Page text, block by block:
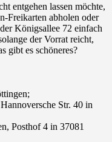
entgehen lassen möchte,
Freikarten abholen oder
Königsallee 72 einfach
der Vorrat reicht,
gibt es schöneres?
Str. 40 in
, Posthof 4 in 37081